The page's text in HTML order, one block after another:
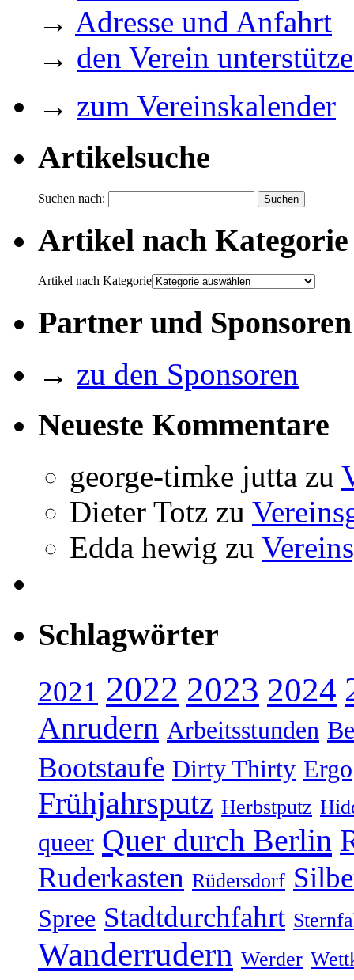
→ Adresse und Anfahrt
→ den Verein
→ zum Vereinskalender
Artikelsuche
Suchen nach:
Artikel nach Kategorie
Artikel nach Kategorie
Partner und Sponsoren
→ zu den Sponsoren
Neueste Kommentare
george-timke jutta zu
Dieter Totz zu
Edda hewig zu
Schlagwörter
2021 2022 2023 2024
Anrudern Arbeitsstunden
Bootstaufe Dirty Thirty Ergo
Frühjahrsputz Herbstputz
queer Quer durch Berlin
Ruderkasten Rüdersdorf
Spree Stadtdurchfahrt
Wanderrudern Werder